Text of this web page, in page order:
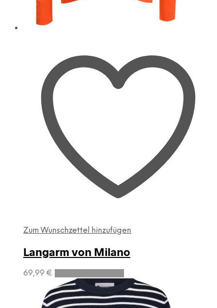
Zum Wunschzettel hinzufügen
Langarm von Milano
69,99 €
Dieses
Produkt
weist
mehrere